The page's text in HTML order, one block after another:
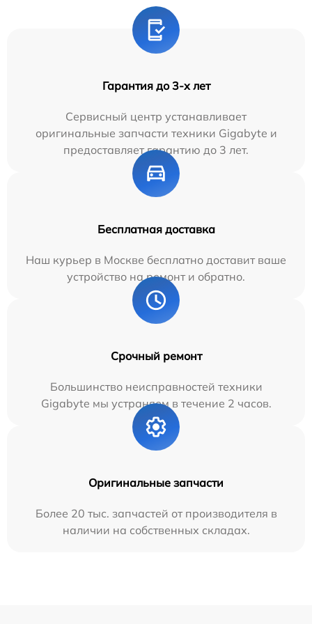
Гарантия до 3-х лет
Сервисный центр устанавливает
оригинальные запчасти техники Gigabyte и
предоставляет гарантию до 3 лет.
Бесплатная доставка
Наш курьер в Москве бесплатно доставит ваше
устройство на ремонт и обратно.
Срочный ремонт
Большинство неисправностей техники
Gigabyte мы устраняем в течение 2 часов.
Оригинальные запчасти
Более 20 тыс. запчастей от производителя в
наличии на собственных складах.